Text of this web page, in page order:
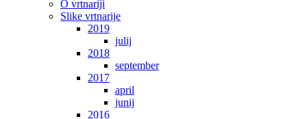
O vrtnariji
Slike vrtnarije
2019
julij
2018
september
2017
april
junij
2016